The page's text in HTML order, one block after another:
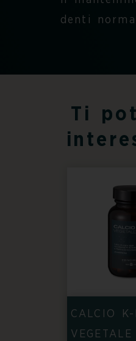
denti
Ti
CALCIO K-
VEGETALE